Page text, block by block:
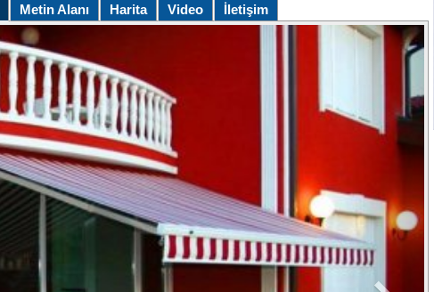
Metin Alanı Harita Video İletişim
İleri